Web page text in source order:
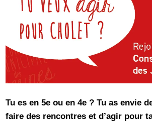
Tu es en 5e ou en 4e ? Tu as envie
faire des rencontres et d’agir pour